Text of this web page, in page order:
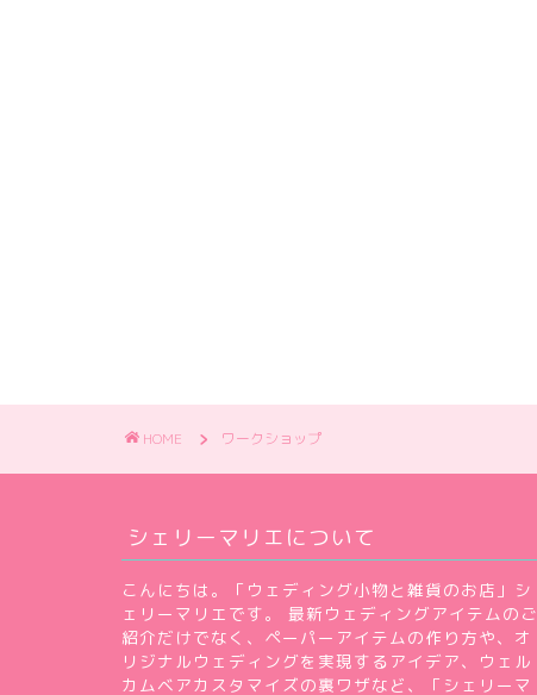
HOME ワークショップ
シェリーマリエについて
こんにちは。「ウェディング小物と雑貨のお店」シ
ェリーマリエです。 最新ウェディングアイテムのご
紹介だけでなく、ペーパーアイテムの作り方や、オ
リジナルウェディングを実現するアイデア、ウェル
カムベアカスタマイズの裏ワザなど、「シェリーマ